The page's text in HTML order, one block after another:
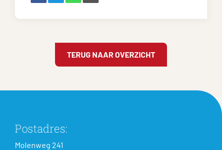
TERUG NAAR OVERZICHT
Postadres:
Molenweg 241